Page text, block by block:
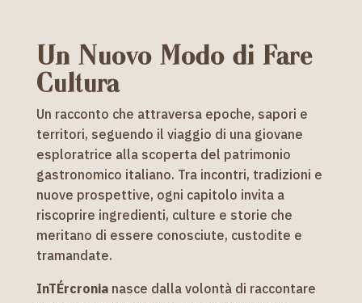
Un Nuovo Modo di Fare
Cultura
Un racconto che attraversa epoche, sapori e
territori, seguendo il viaggio di una giovane
esploratrice alla scoperta del patrimonio
gastronomico italiano. Tra incontri, tradizioni e
nuove prospettive, ogni capitolo invita a
riscoprire ingredienti, culture e storie che
meritano di essere conosciute, custodite e
tramandate.
InTÉrcronianasce dalla volontà di raccontare